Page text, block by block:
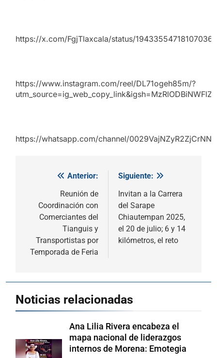
https://x.com/FgjTlaxcala/status/
https://www.instagram.com/reel/DL71ogeh85m/?
https://whatsapp.com/channel/
Navegación
entradas
Anterior:
Reunión de
Coordinación con
Comerciantes del
Tianguis y
Transportistas por
Temporada de Feria
Siguiente:
Invitan a la Carrera
del Sarape
Chiautempan 2025,
el 20 de julio; 6 y 14
kilómetros, el reto
Noticias relacionadas
Ana Lilia Rivera encabeza el
mapa nacional de liderazgos
internos de Morena: Emotegia